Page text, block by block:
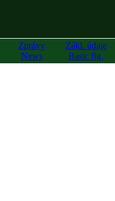
Zprávy
News
Zákl. údaje
Basic fig.